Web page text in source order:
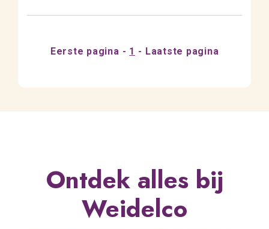
Eerste pagina 1 Laatste pagina
Ontdek alles bij
Weidelco